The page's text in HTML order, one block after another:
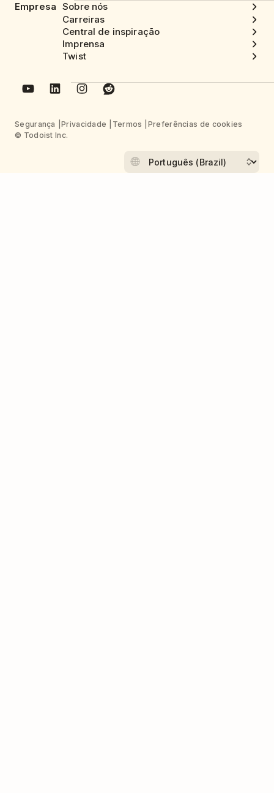
Empresa Sobre nós
Carreiras
Central de inspiração
Imprensa
Twist
Segurança Privacidade Termos
Preferências de cookies
© Todoist Inc.